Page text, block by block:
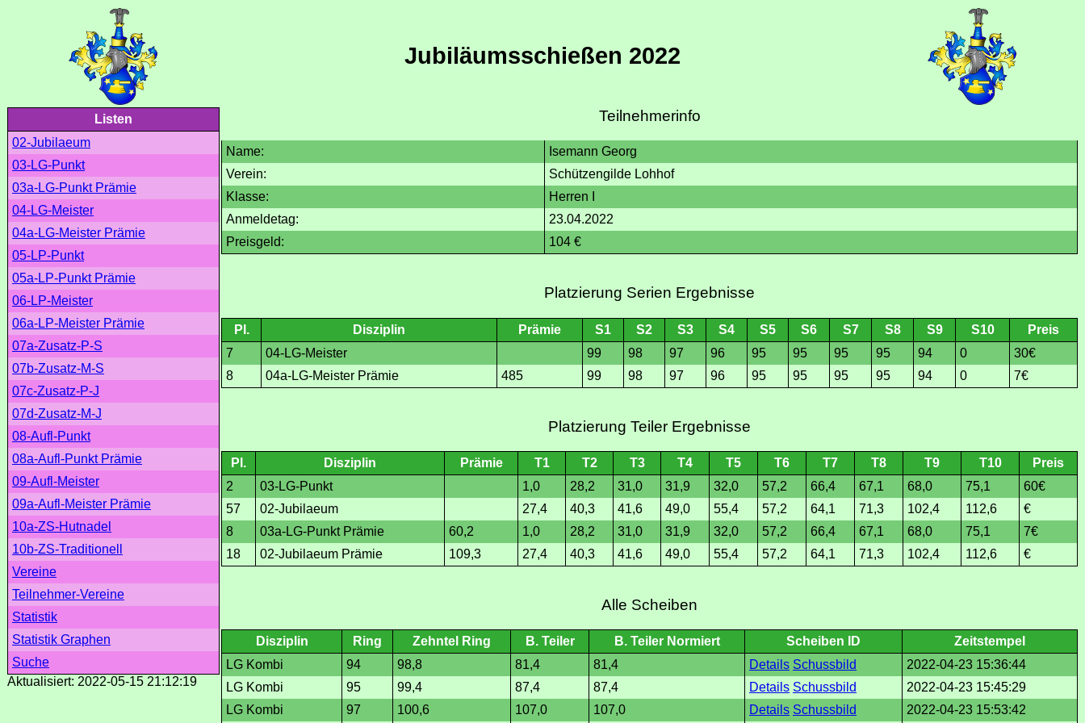
Jubiläumsschießen 2022
Listen
02-Jubilaeum
03-LG-Punkt
03a-LG-Punkt Prämie
04-LG-Meister
04a-LG-Meister Prämie
05-LP-Punkt
05a-LP-Punkt Prämie
06-LP-Meister
06a-LP-Meister Prämie
07a-Zusatz-P-S
07b-Zusatz-M-S
07c-Zusatz-P-J
07d-Zusatz-M-J
08-Aufl-Punkt
08a-Aufl-Punkt Prämie
09-Aufl-Meister
09a-Aufl-Meister Prämie
10a-ZS-Hutnadel
10b-ZS-Traditionell
Vereine
Teilnehmer-Vereine
Statistik
Statistik Graphen
Suche
Aktualisiert: 2022-05-15 21:12:19
Teilnehmerinfo
Name:
Isemann Georg
Verein:
Schützengilde Lohhof
Klasse:
Herren I
Anmeldetag:
23.04.2022
Preisgeld:
104 €
Platzierung Serien Ergebnisse
Pl. Disziplin Prämie S1 S2 S3 S4 S5 S6 S7 S8 S9 S10
Preis
7
04-LG-Meister 99 98 97 96 95 95 95 95 94 0
30€
8
04a-LG-Meister Prämie 485 99 98 97 96 95 95 95 95 94 0 7€
Platzierung Teiler Ergebnisse
Pl. Disziplin Prämie T1 T2 T3 T4 T5 T6 T7 T8 T9 T10
Preis
2
03-LG-Punkt 1,0 28,2 31,0 31,9 32,0 57,2 66,4 67,1 68,0 75,1
60€
57
02-Jubilaeum 27,4 40,3 41,6 49,0 55,4 57,2 64,1 71,3 102,4 112,6
€
8
03a-LG-Punkt Prämie 60,2 1,0 28,2 31,0 31,9 32,0 57,2 66,4 67,1 68,0 75,1
7€
18
02-Jubilaeum Prämie 109,3 27,4 40,3 41,6 49,0 55,4 57,2 64,1 71,3 102,4 112,6 €
Alle Scheiben
Disziplin Ring Zehntel Ring B. Teiler B. Teiler Normiert Scheiben ID
Zeitstempel
LG Kombi
94 98,8 81,4 81,4 Details Schussbild
2022-04-23 15:36:44
LG Kombi
95 99,4 87,4 87,4 Details Schussbild
2022-04-23 15:45:29
LG Kombi
97 100,6 107,0 107,0 Details Schussbild 2022-04-23 15:53:42